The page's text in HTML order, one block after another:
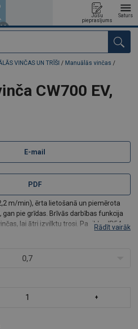
Jūsu
pieprasījums
Saturs
VINČAS UN TRĪŠI / Manuālās vinčas /
CW700 EV,
E-mail
PDF
m/min), ērta lietošanā un piemērota
pie grīdas. Brīvās darbības funkcija
lai ātri izvilktu trosi. Papildus IP54
Rādīt vairāk
0,7